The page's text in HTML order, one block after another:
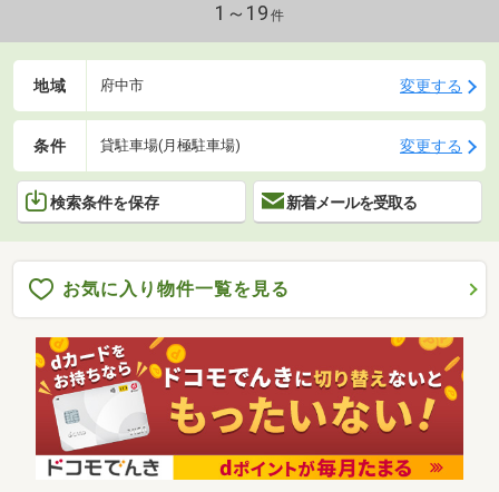
1～19 件
地域 府中市 変更する
条件 貸駐車場(月極駐車場) 変更する
検索条件を保存 新着メールを受取る
お気に入り物件一覧を見る